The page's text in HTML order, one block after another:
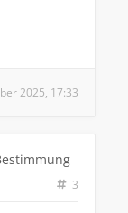
2025, 17:33
3